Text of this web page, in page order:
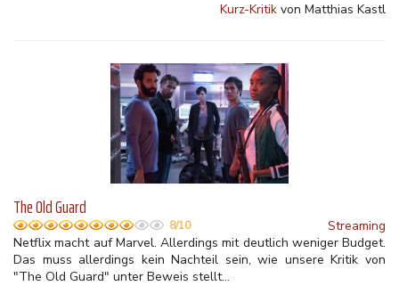
Kurz-Kritik von Matthias Kastl
The Old Guard
8/10
Streaming
Netflix macht auf Marvel. Allerdings mit deutlich weniger Budget.
Das muss allerdings kein Nachteil sein, wie unsere Kritik von
"The Old Guard" unter Beweis stellt...